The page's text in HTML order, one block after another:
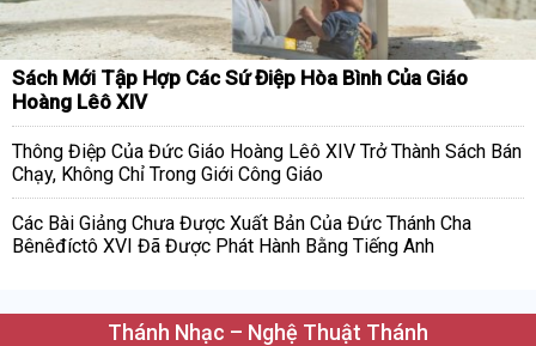
Sách Mới Tập Hợp Các Sứ Điệp Hòa Bình Của Giáo
Hoàng Lêô XIV
Thông Điệp Của Đức Giáo Hoàng Lêô XIV Trở Thành Sách Bán
Chạy, Không Chỉ Trong Giới Công Giáo
Các Bài Giảng Chưa Được Xuất Bản Của Đức Thánh Cha
Bênêđíctô XVI Đã Được Phát Hành Bằng Tiếng Anh
Thánh Nhạc – Nghệ Thuật Thánh